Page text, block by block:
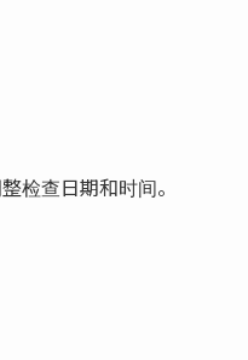
检查日期和时间。